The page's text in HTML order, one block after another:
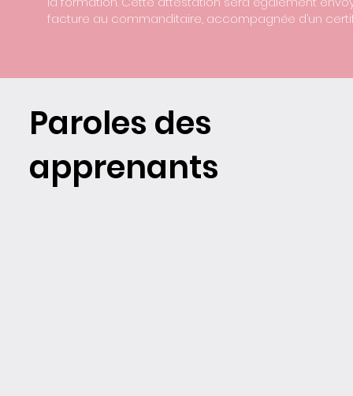
Paroles des
apprenants
facture au commanditaire, accompagnée d’un